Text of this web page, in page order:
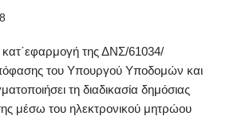
της ΔΝΣ/61034/
του Υπουργού Υποδομών και
τη διαδικασία δημόσιας
μέσω του ηλεκτρονικού μητρώου